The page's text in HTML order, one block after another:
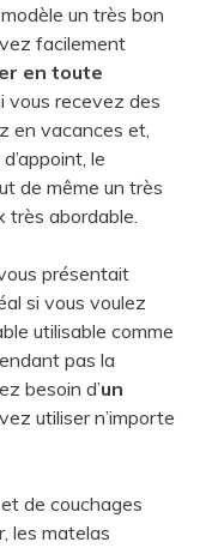
un très bon
facilement
en toute
vous recevez des
en vacances et,
le
de même un très
très abordable.
présentait
si vous voulez
utilisable comme
pas la
besoin d’un
utiliser n’importe
de couchages
les matelas